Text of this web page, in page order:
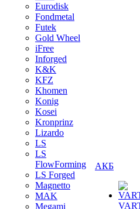
Eurodisk
Fondmetal
Futek
Gold Wheel
iFree
Inforged
K&K
KFZ
Khomen
Konig
Kosei
Kronprinz
Lizardo
LS
LS
FlowForming
LS Forged
Magnetto
MAK
Megami
АКБ